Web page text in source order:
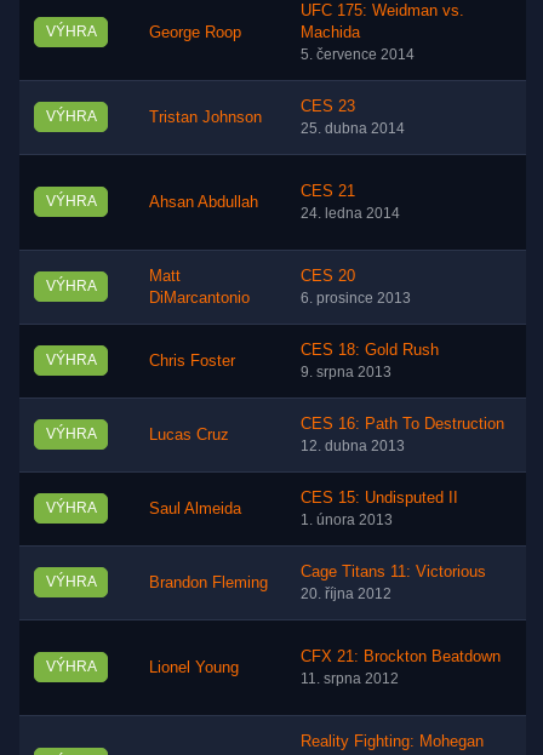
VÝHRA George Roop
UFC 175: Weidman vs.
Machida
5. července 2014
VÝHRA Tristan Johnson
CES 23
25. dubna 2014
VÝHRA Ahsan Abdullah
CES 21
24. ledna 2014
VÝHRA
Matt
DiMarcantonio
CES 20
6. prosince 2013
VÝHRA Chris Foster
CES 18: Gold Rush
9. srpna 2013
VÝHRA Lucas Cruz
CES 16: Path To Destruction
12. dubna 2013
VÝHRA Saul Almeida
CES 15: Undisputed II
1. února 2013
VÝHRA Brandon Fleming
Cage Titans 11: Victorious
20. října 2012
VÝHRA Lionel Young
CFX 21: Brockton Beatdown
11. srpna 2012
Reality Fighting: Mohegan